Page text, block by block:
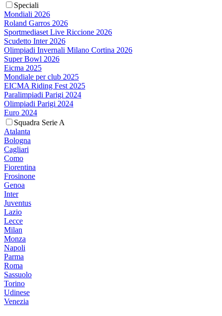
Speciali
Mondiali 2026
Roland Garros 2026
Sportmediaset Live Riccione 2026
Scudetto Inter 2026
Olimpiadi Invernali Milano Cortina 2026
Super Bowl 2026
Eicma 2025
Mondiale per club 2025
EICMA Riding Fest 2025
Paralimpiadi Parigi 2024
Olimpiadi Parigi 2024
Euro 2024
Squadra Serie A
Atalanta
Bologna
Cagliari
Como
Fiorentina
Frosinone
Genoa
Inter
Juventus
Lazio
Lecce
Milan
Monza
Napoli
Parma
Roma
Sassuolo
Torino
Udinese
Venezia